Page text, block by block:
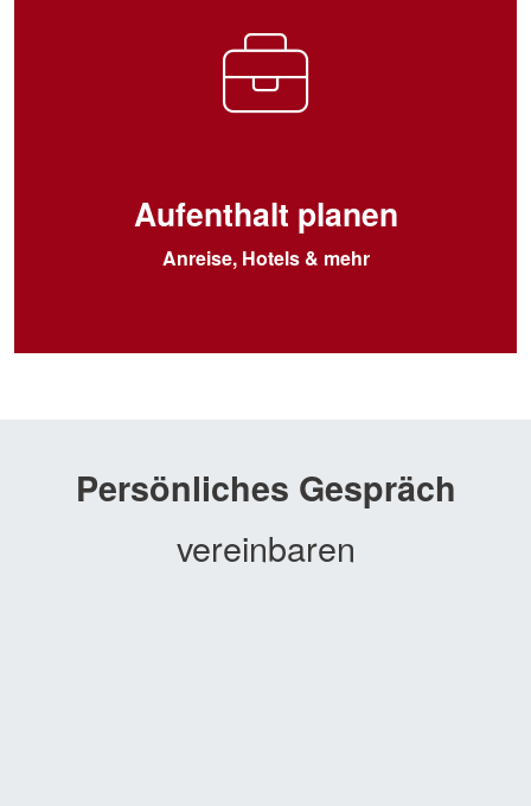
Aufenthalt planen
Anreise, Hotels & mehr
Persönliches Gespräch
vereinbaren